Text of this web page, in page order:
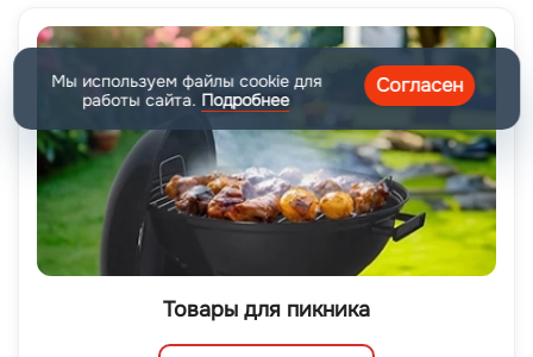
Товары для пикника
Мы используем файлы cookie для
работы сайта. Подробнее
Согласен